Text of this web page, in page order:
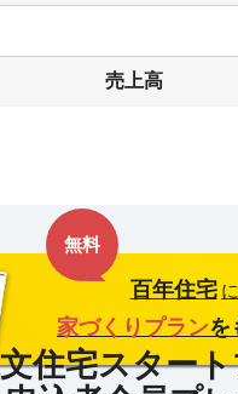
売上高
無料
百年住宅 に
家づくりプランを